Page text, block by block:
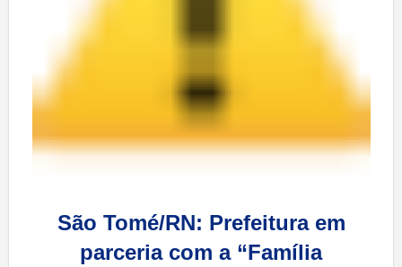
São Tomé/RN: Prefeitura em
parceria com a “Família